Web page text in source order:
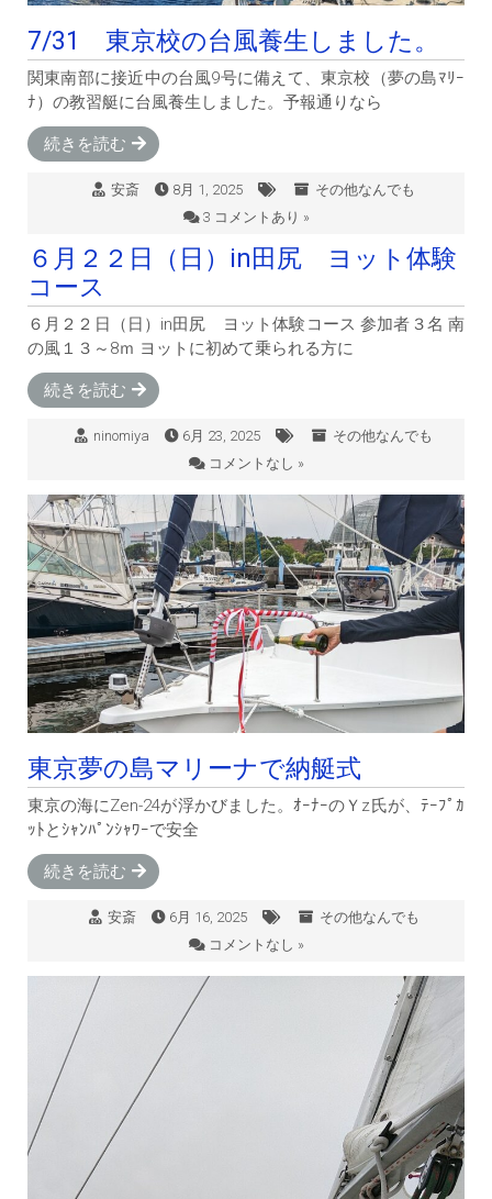
7/31 東京校の台風養生しました。
関東南部に接近中の台風9号に備えて、東京校（夢の島ﾏﾘｰ
ﾅ）の教習艇に台風養生しました。予報通りなら
続きを読む
安斎 8月 1, 2025
その他なんでも
3 コメントあり »
６月２２日（日）in田尻 ヨット体験
コース
６月２２日（日）in田尻 ヨット体験コース 参加者３名 南
の風１３～8ｍ ヨットに初めて乗られる方に
続きを読む
ninomiya 6月 23, 2025
その他なんでも
コメントなし »
東京夢の島マリーナで納艇式
東京の海にZen-24が浮かびました。ｵｰﾅｰのＹz氏が、ﾃｰﾌﾟｶ
ｯﾄとｼｬﾝﾊﾟﾝｼｬﾜｰで安全
続きを読む
安斎 6月 16, 2025
その他なんでも
コメントなし »